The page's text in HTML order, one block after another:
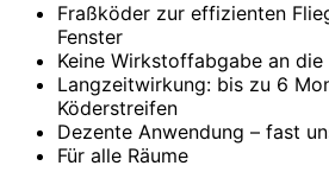
Fraßköder zur effizienten
Fenster
Keine Wirkstoffabgabe an
Langzeitwirkung: bis zu 6
Köderstreifen
Dezente Anwendung – fast
Für alle Räume